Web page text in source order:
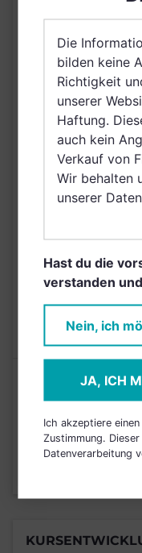
KOSTEN
1 2 3
Die
bilden keine
Richtigkeit
unserer
Haftung.
auch kein
Verkauf von
Wir behalten
unserer
Hast du die
verstanden
Nein, ich
JA, ICH
Ich akzeptiere
Zustimmung.
Datenverarbeitung